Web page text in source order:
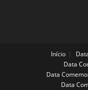
Início
Data
Data
Data